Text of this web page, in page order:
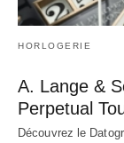
HORLOGERIE
A. Lange &
Perpetual
Découvrez le